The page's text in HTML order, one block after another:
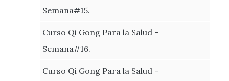
Semana#15.
Curso Qi Gong Para la Salud –
Semana#16.
Curso Qi Gong Para la Salud –